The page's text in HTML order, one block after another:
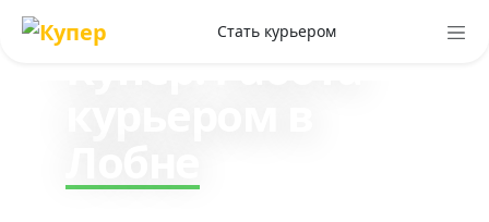
Стать курьером
клиентам